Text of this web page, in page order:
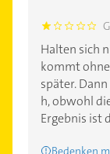
1.0
Halten sich
kommt
später.
h, obwohl
Ergebnis ist
Bedenken